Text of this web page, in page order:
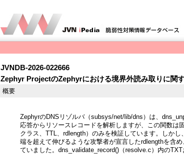
JVNDB-2026-022666
Zephyr ProjectのZephyrにおける境界外読み取りに関
概要
ZephyrのDNSリゾルバ（subsys/net/lib/dns）は、
応答からリソースレコードを解析しますが、この関数は
クラス、TTL、rdlength）のみを検証しています。しか
端を超えて伸びるような攻撃者が宣言したrdlengthを含
ていました。dns_validate_record()（resolve.c）内の